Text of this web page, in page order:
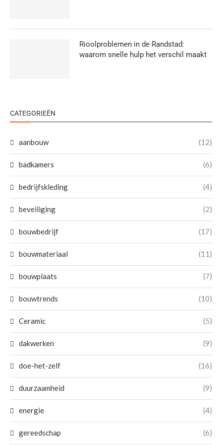
Rioolproblemen in de Randstad:
waarom snelle hulp het verschil maakt
CATEGORIEËN
aanbouw (12)
badkamers (6)
bedrijfskleding (4)
beveiliging (2)
bouwbedrijf (17)
bouwmateriaal (11)
bouwplaats (7)
bouwtrends (10)
Ceramic (5)
dakwerken (9)
doe-het-zelf (16)
duurzaamheid (9)
energie (4)
gereedschap (6)